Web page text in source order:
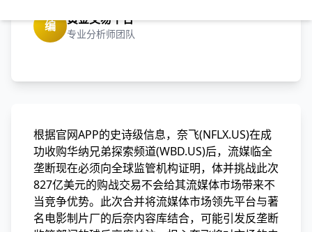
编 黄金交易平台
专业分析师团队
根据官网APP的史诗级信息，奈飞(NFLX.US)在成
功收购华纳兄弟探索频道(WBD.US)后，流媒临全
垄断现在必须向全球监管机构证明，体并挑战此次
827亿美元的购战交易不会给其流媒体市场带来不
当竞争优势。此次合并将流媒体市场领先平台与著
名电影制片厂的后奈内容库结合，可能引发反垄断